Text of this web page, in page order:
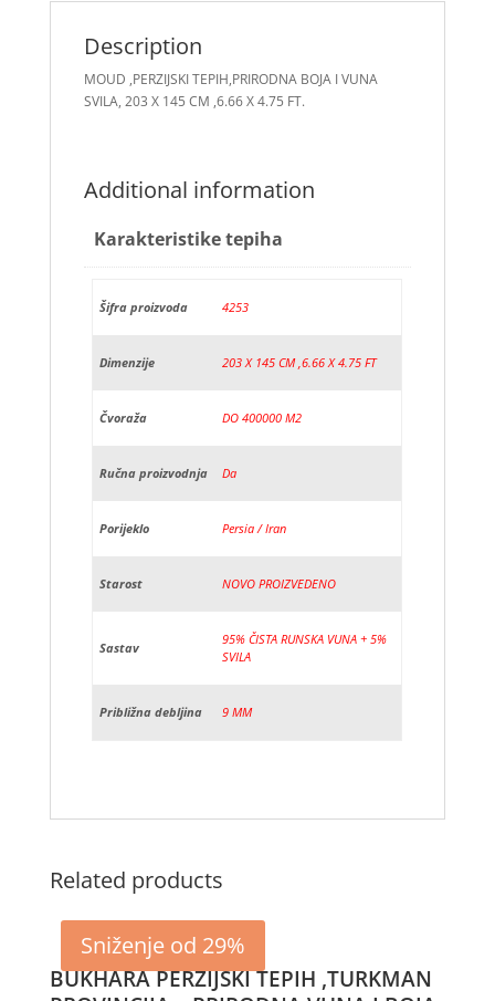
Description
MOUD ,PERZIJSKI TEPIH,PRIRODNA BOJA I VUNA
SVILA, 203 X 145 CM ,6.66 X 4.75 FT.
Additional information
Karakteristike tepiha
Šifra proizvoda 4253
Dimenzije 203 X 145 CM ,6.66 X 4.75 FT
Čvoraža DO 400000 M2
Ručna proizvodnja Da
Porijeklo Persia / Iran
Starost NOVO PROIZVEDENO
Sastav
95% ČISTA RUNSKA VUNA + 5%
SVILA
Približna debljina 9 MM
Related products
Sniženje od 29%
BUKHARA PERZIJSKI TEPIH ,TURKMAN